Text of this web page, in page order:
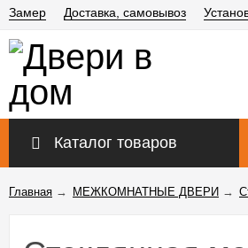
Замер Доставка, самовывоз
Каталог товаров
Главная → МЕЖКОМНАТНЫЕ ДВЕРИ →